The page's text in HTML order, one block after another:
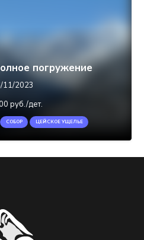
погружение
11/2023
руб./дет.
СОБОР ЦЕЙСКОЕ УЩЕЛЬЕ